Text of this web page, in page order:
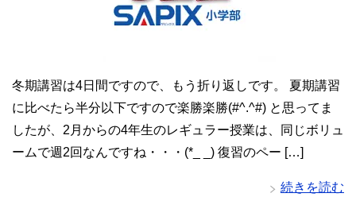
冬期講習は4日間ですので、もう折り返しです。 夏期講習
に比べたら半分以下ですので楽勝楽勝(#^.^#) と思ってま
したが、2月からの4年生のレギュラー授業は、同じボリュ
ームで週2回なんですね・・・(*_ _) 復習のペー […]
続きを読む